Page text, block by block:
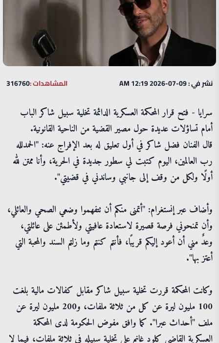
نشر في : 09-07-2026 12:19 AM المشاهدات :316760
سرايا - فتح قرار المحكمة العسكرية الدائمة تخلية سبيل شاكر الباب
أمام تساؤلات عديدة حول مصير القضية من الناحية القانونية.
قال الفنان فضل شاكر في أول تعليق له بعد الإفراج عنه: "الحمدلله
رب العالمين، اليوم كتبت لي سطور جديدة في الحرية، وأنا ممتن لله
أولًا ولكل من وقف إلى جانبي وساندني في قضيتي".
وأضاف عبر إنستغرام: "أتمنى منكم أن تتفهموا وضعي الصحي والعائلي،
وأن تمنحوني فرصة قصيرة لاستعادة عافيتي ولأطمئن على عائلتي،
وعدٌ مني أن أعود إليكم قريبًا، فأنتم كنتم وما زلتم السند والمحبة التي
أعتز بها".
وكانت المحكمة قررت تخلية سبيل شاكر مقابل كفالات مالية بلغت
100 مليون ليرة عن كل من ثلاثة ملفات، و200 مليون ليرة عن
ملف "أحداث عبرا". كما وافق مفوض الحكومة لدى المحكمة
العسكرية القاضي كلود غانم على تخلية سبيله في ثلاثة ملفات، فيما لا